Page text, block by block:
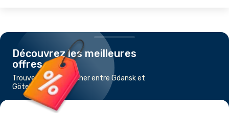
Découvrez les meilleures
offres
Trouvez un vol pas cher entre Gdansk et
Göteborg